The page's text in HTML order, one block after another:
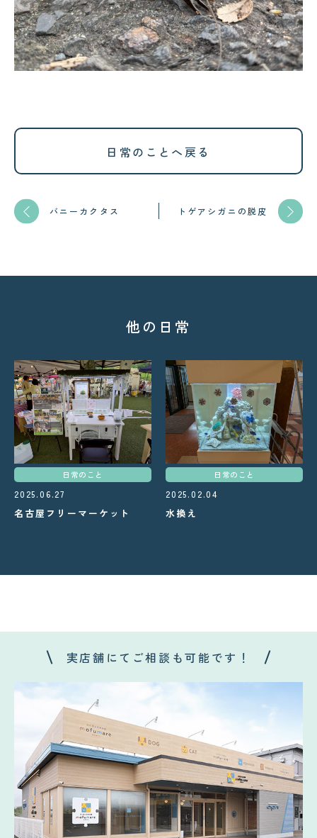
日常のことへ戻る
バニーカクタス トゲアシガニの脱皮
他の日常
日常のこと
2025.06.27
名古屋フリーマーケット
日常のこと
2025.02.04
水換え
実店舗にてご相談も可能です！